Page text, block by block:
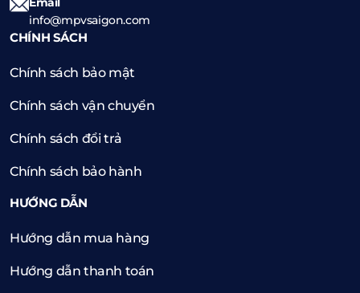
info@mpvsaigon.com
CHÍNH SÁCH
Chính sách bảo mật
Chính sách vận chuyển
Chính sách đổi trả
Chính sách bảo hành
HƯỚNG DẪN
Hướng dẫn mua hàng
Hướng dẫn thanh toán